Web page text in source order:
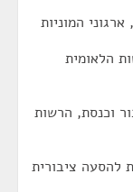
המוניות
הלאומית
וכנסת, הרשות
להסעה ציבורית